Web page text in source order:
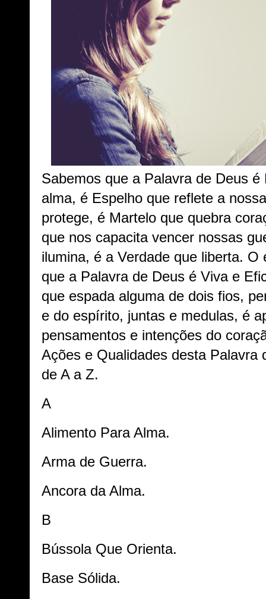
Sabemos que a Palavra de Deus
alma, é Espelho que reflete a
protege, é Martelo que quebra
que nos capacita vencer nossas
ilumina, é a Verdade que liberta.
que a Palavra de Deus é Viva e
que espada alguma de dois fios,
e do espírito, juntas e medulas, é
pensamentos e intenções do
Ações e Qualidades desta Palavra
de A a Z.
A
Alimento Para Alma.
Arma de Guerra.
Ancora da Alma.
B
Bússola Que Orienta.
Base Sólida.